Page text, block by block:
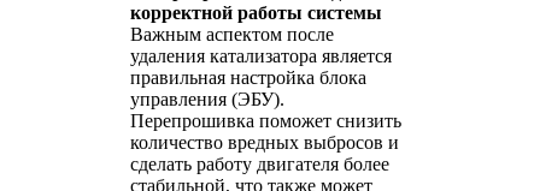
корректной работы системы
Важным аспектом после
удаления катализатора является
правильная настройка блока
управления (ЭБУ).
Перепрошивка поможет снизить
количество вредных выбросов и
сделать работу двигателя более
стабильной, что также может